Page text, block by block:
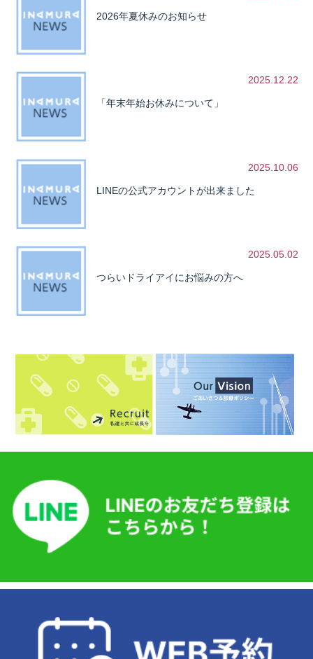
2026年夏休みのお知らせ
2025.12.22
「年末年始お休みについて」
2025.10.06
LINEの公式アカウントが出来ました
2025.05.02
つらいドライアイにお悩みの方へ